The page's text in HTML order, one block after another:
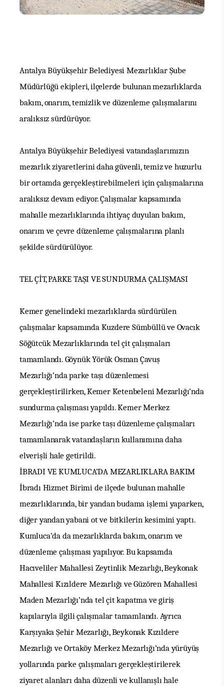
Antalya Büyükşehir Belediyesi Mezarlıklar Şube
Müdürlüğü ekipleri, ilçelerde bulunan mezarlıklarda
bakım, onarım, temizlik ve düzenleme çalışmalarını
aralıksız sürdürüyor.
Antalya Büyükşehir Belediyesi vatandaşlarımızın
mezarlık ziyaretlerini daha güvenli, temiz ve huzurlu
bir ortamda gerçekleştirebilmeleri için çalışmalarına
aralıksız devam ediyor.Çalışmalar kapsamında
mahalle mezarlıklarında ihtiyaç duyulan bakım,
onarım ve çevre düzenleme çalışmalarına planlı
şekilde sürdürülüyor.
TEL ÇİT, PARKE TAŞI VE SUNDURMA ÇALIŞMASI
Kemer genelindeki mezarlıklarda sürdürülen
çalışmalar kapsamında Kuzdere Sümbüllü ve Ovacık
Söğütcük Mezarlıklarında tel çit çalışmaları
tamamlandı. Göynük Yörük Osman Çavuş
Mezarlığı’nda parke taşı düzenlemesi
gerçekleştirilirken, Kemer Ketenbeleni Mezarlığı’nda
sundurma çalışması yapıldı. Kemer Merkez
Mezarlığı’nda ise parke taşı düzenleme çalışmaları
tamamlanarak vatandaşların kullanımına daha
elverişli hale getirildi.
İBRADI VE KUMLUCA’DA MEZARLIKLARA BAKIM
İbradı Hizmet Birimi de ilçede bulunan mahalle
mezarlıklarında, bir yandan budama işlemi yaparken,
diğer yandan yabani ot ve bitkilerin kesimini yaptı.
Kumluca’da da mezarlıklarda bakım, onarım ve
düzenleme çalışması yapılıyor. Bu kapsamda
Hacıveliler Mahallesi Zeytinlik Mezarlığı, Beykonak
Mahallesi Kızıldere Mezarlığı ve Güzören Mahallesi
Maden Mezarlığı’nda tel çit kapatma ve giriş
kapılarıyla ilgili çalışmalar tamamlandı. Ayrıca
Karşıyaka Şehir Mezarlığı, Beykonak Kızıldere
Mezarlığı ve Ortaköy Merkez Mezarlığı’nda yürüyüş
yollarında parke çalışmaları gerçekleştirilerek
ziyaret alanları daha düzenli ve kullanışlı hale